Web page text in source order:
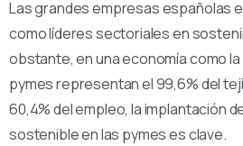
Las grandes empresas españolas
como líderes sectoriales en
obstante, en una economía como la
pymes representan el 99,6% del
60,4% del empleo, la implantación
sostenible en las pymes es clave.